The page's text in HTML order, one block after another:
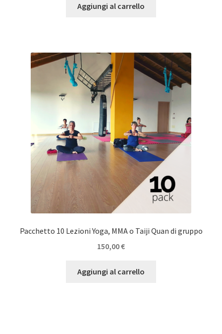
Aggiungi al carrello
Pacchetto 10 Lezioni Yoga, MMA o Taiji Quan di gruppo
150,00€
Aggiungi al carrello